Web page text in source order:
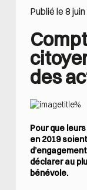
Publié le 8
des
Pour que
en 2019
déclarer au
bénévole.